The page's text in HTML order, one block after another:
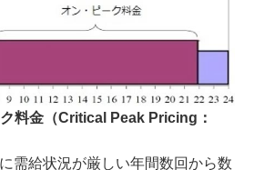
料金（Critical Peak Pricing：
需給状況が厳しい年間数回から数